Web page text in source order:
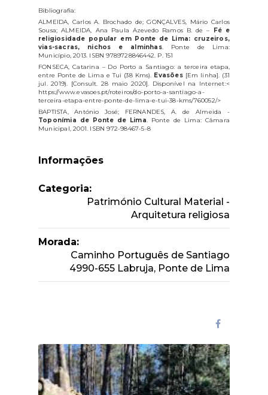
Bibliografia:
ALMEIDA, Carlos A. Brochado de; GONÇALVES, Mário Carlos
Sousa; ALMEIDA, Ana Paula Azevedo Ramos B. de –
Fé e
religiosidade popular em Ponte de Lima: cruzeiros,
vias-sacras, nichos e alminhas. Ponte de Lima:
Município, 2013. ISBN 9789728846442. P. 151
FONSECA, Catarina – Do Porto a Santiago: a terceira etapa,
entre Ponte de Lima e Tui (38 Kms). Evasões[Em linha]. (31
jul. 2019). [Consult. 28 maio 2020]. Disponível na Internet:<
https://www.evasoes.pt/roteiros/do-porto-a-santiago-a-
terceira-etapa-entre-ponte-de-lima-e-tui-38-kms/760052/>
BAPTISTA, António José; FERNANDES, A. de Almeida -
Toponímia de Ponte de Lima. Ponte de Lima: Câmara
Municipal, 2001. ISBN 972-98467-5-8
Informações
Categoria:
Património Cultural Material -
Arquitetura religiosa
Morada:
Caminho Português de Santiago
4990-655 Labruja, Ponte de Lima